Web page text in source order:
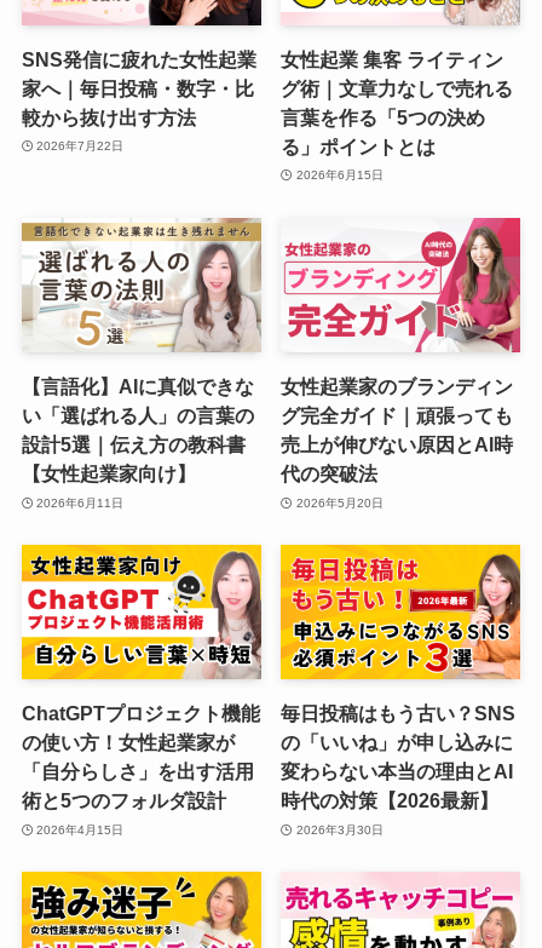
SNS発信に疲れた女性起業
家へ｜毎日投稿・数字・比
較から抜け出す方法
2026年7月22日
女性起業 集客 ライティン
グ術｜文章力なしで売れる
言葉を作る「5つの決め
る」ポイントとは
2026年6月15日
【言語化】AIに真似できな
い「選ばれる人」の言葉の
設計5選｜伝え方の教科書
【女性起業家向け】
2026年6月11日
女性起業家のブランディン
グ完全ガイド｜頑張っても
売上が伸びない原因とAI時
代の突破法
2026年5月20日
ChatGPTプロジェクト機能
の使い方！女性起業家が
「自分らしさ」を出す活用
術と5つのフォルダ設計
2026年4月15日
毎日投稿はもう古い？SNS
の「いいね」が申し込みに
変わらない本当の理由とAI
時代の対策【2026最新】
2026年3月30日